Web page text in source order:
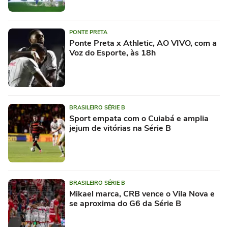
PONTE PRETA
Ponte Preta x Athletic, AO VIVO, com a
Voz do Esporte, às 18h
BRASILEIRO SÉRIE B
Sport empata com o Cuiabá e amplia
jejum de vitórias na Série B
BRASILEIRO SÉRIE B
Mikael marca, CRB vence o Vila Nova e
se aproxima do G6 da Série B